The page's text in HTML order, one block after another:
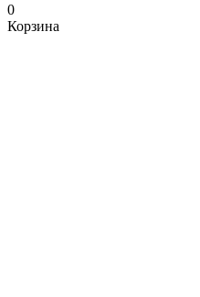
0
Корзина